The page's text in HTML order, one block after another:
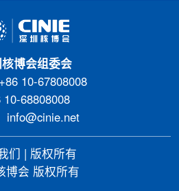
博会组委会
10-67808008
10-68808008
info@cinie.net
们
版权所有
博会 版权所有